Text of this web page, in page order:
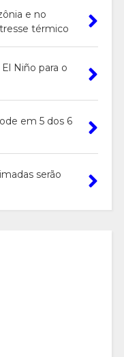
e no
térmico
Niño para o
em 5 dos 6
serão